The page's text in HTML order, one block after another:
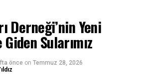
Derneği’nin Yeni
Sularımız
önce on Temmuz 28, 2026